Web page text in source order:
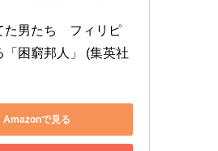
た男たち　フィリピ
「困窮邦人」 (集英社
Amazonで見る